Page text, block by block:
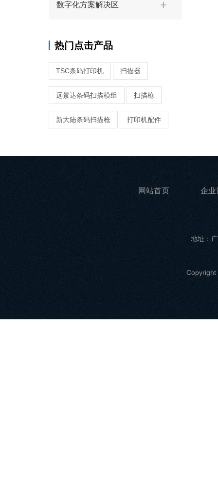
数字化方案解决区
热门点击产品
TSC条码打印机 扫描器
远景达条码扫描模组 扫描枪
新大陆条码扫描枪 打印机配件
网站首页 企业
地址：